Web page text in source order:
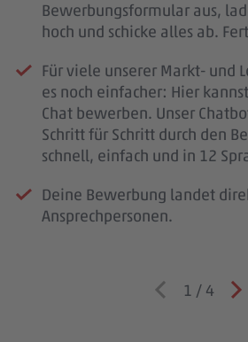
Bewerbungsformular aus,
hoch und schicke alles ab.
Für viele unserer Markt- und
es noch einfacher: Hier
Chat bewerben. Unser
Schritt für Schritt durch den
schnell, einfach und in 12
Deine Bewerbung landet
Ansprechpersonen.
1 / 4